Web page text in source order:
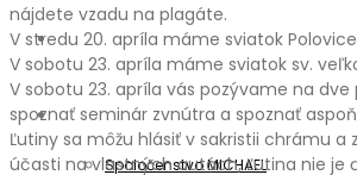
Informátor
Spoločenstvá
Spoločenstvo MICHAEL
nájdete vzadu na plagáte.
V stredu 20. apríla máme sviatok
V sobotu 23. apríla máme sviatok sv.
V sobotu 23. apríla vás pozývame na
spoznať seminár zvnútra a spoznať
Ľutiny sa môžu hlásiť v sakristii chrámu
účasti na vlastných autách, Ľutina nie je